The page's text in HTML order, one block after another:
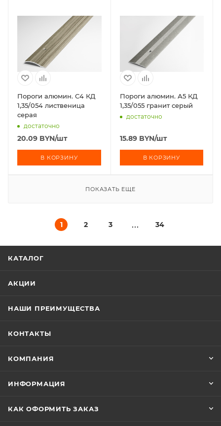
Пороги алюмин. С4 КД
1,35/054 лиственица
серая
достаточно
20.09 BYN/шт
В КОРЗИНУ
Пороги алюмин. А5 КД
1,35/055 гранит серый
достаточно
15.89BYN/шт
В КОРЗИНУ
ПОКАЗАТЬ ЕЩЕ
1 2 3 34
КАТАЛОГ
АКЦИИ
НАШИ ПРЕИМУЩЕСТВА
КОНТАКТЫ
КОМПАНИЯ
ИНФОРМАЦИЯ
КАК ОФОРМИТЬ ЗАКАЗ